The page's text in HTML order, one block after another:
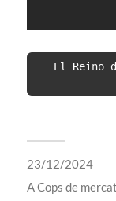
El Reino
23/12/2024
ACops de mercat